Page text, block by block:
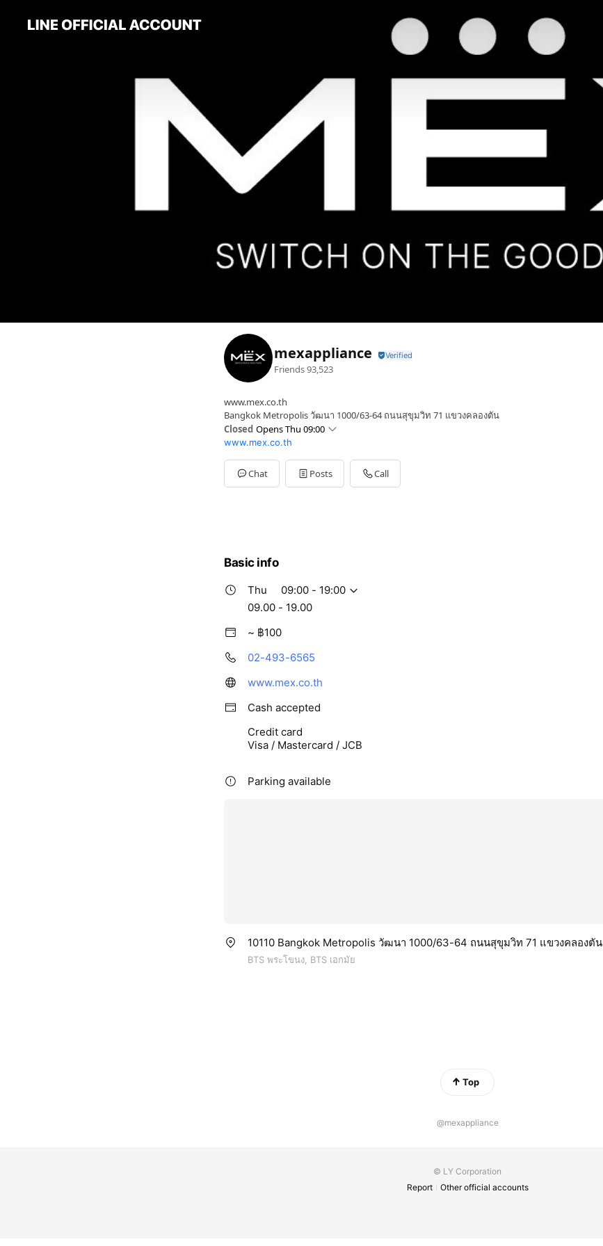
mexappliance
Friends93,523
www.mex.co.th
Bangkok Metropolis วัฒนา 1000/63-64 ถนนสุขุมวิท 71 แขวงคลองตัน
Closed Opens Thu 09:00
Sun09:00 - 19:00
Mon09:00 - 19:00
Tue09:00 - 19:00
Wed09:00 - 19:00
www.mex.co.th
Chat Posts Call
Basic info
Thu
09:00 - 19:00
09.00 - 19.00
~ ฿100
02-493-6565
www.mex.co.th
Cash accepted
Credit card
Visa / Mastercard / JCB
Parking available
10110 Bangkok Metropolis วัฒนา 1000/63-64 ถนนสุขุมวิท 71 แขวงคลองตัน
BTS พระโขนง, BTS เอกมัย
Top
@mexappliance
© LY Corporation
Report
Other official accounts